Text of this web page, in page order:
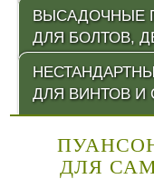
ВЫСАДОЧНЫЕ
ДЛЯ БОЛТОВ,
ДЛЯ ВИНТОВ И
ДЛЯ